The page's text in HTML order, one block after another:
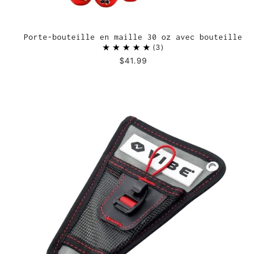
Porte-bouteille en maille 30 oz avec bouteille
3
$41.99